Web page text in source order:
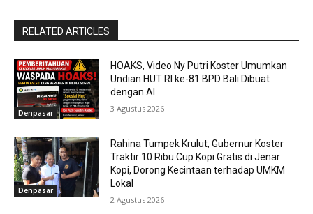
RELATED ARTICLES
Denpasar
HOAKS, Video Ny Putri Koster Umumkan
Undian HUT RI ke-81 BPD Bali Dibuat
dengan AI
3 Agustus 2026
Denpasar
Rahina Tumpek Krulut, Gubernur Koster
Traktir 10 Ribu Cup Kopi Gratis di Jenar
Kopi, Dorong Kecintaan terhadap UMKM
Lokal
2 Agustus 2026